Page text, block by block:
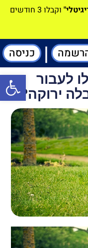
וקבלו 3 חודשים
| כניסה
לעבור
ירוקה?
פתח